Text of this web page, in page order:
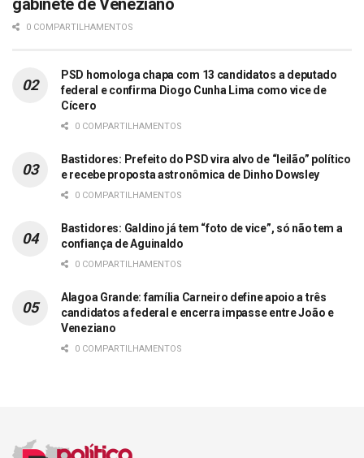
gabinete de Veneziano
0 COMPARTILHAMENTOS
PSD homologa chapa com 13 candidatos a deputado
federal e confirma Diogo Cunha Lima como vice de
Cícero
0 COMPARTILHAMENTOS
Bastidores: Prefeito do PSD vira alvo de “leilão” político
e recebe proposta astronômica de Dinho Dowsley
0 COMPARTILHAMENTOS
Bastidores: Galdino já tem “foto de vice”, só não tem a
confiança de Aguinaldo
0 COMPARTILHAMENTOS
Alagoa Grande: família Carneiro define apoio a três
candidatos a federal e encerra impasse entre João e
Veneziano
0 COMPARTILHAMENTOS